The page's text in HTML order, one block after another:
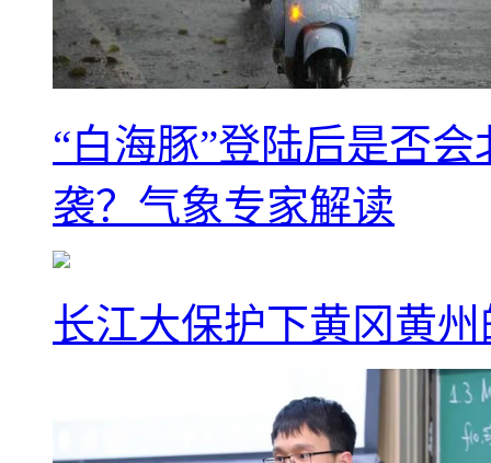
“白海豚”登陆后是否
袭？气象专家解读
长江大保护下黄冈黄